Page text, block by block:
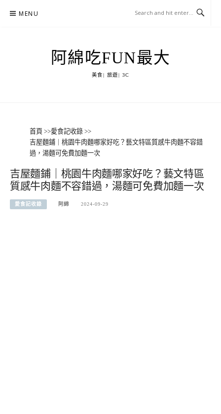
MENU
阿綿吃FUN最大
美食| 旅遊| 3C
首頁 >>愛食記收錄 >>
吉屋麵鋪｜桃園牛肉麵哪家好吃？藝文特區質感牛肉麵不容錯
過，湯麵可免費加麵一次
吉屋麵鋪｜桃園牛肉麵哪家好吃？藝文特區
質感牛肉麵不容錯過，湯麵可免費加麵一次
愛食記收錄 阿綿 2024-09-29